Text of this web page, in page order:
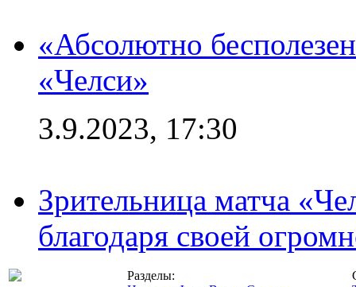
«Абсолютно
«Челси»
3.9.2023, 17:30
Зрительница матча
благодаря своей
Разделы: